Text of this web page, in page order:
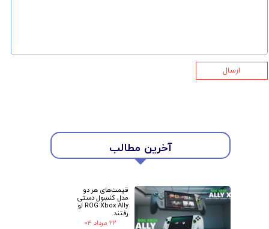
★ آخرین مطالب
قیمت‌های هر دو
مدل کنسول دستی
ROG Xbox Ally لو
رفتند
۲۲ مرداد ۰۴
ارسال